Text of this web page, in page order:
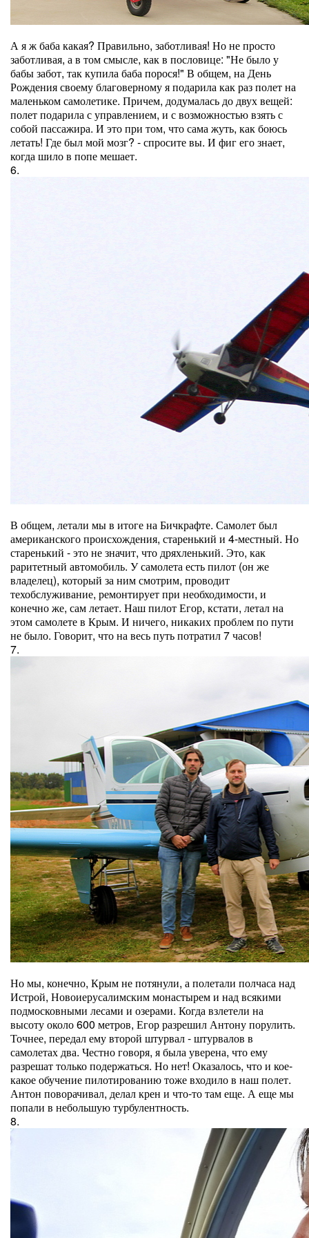
А я ж баба какая? Правильно, заботливая! Но не просто
заботливая, а в том смысле, как в пословице: "Не было у
бабы забот, так купила баба порося!" В общем, на День
Рождения своему благоверному я подарила как раз полет на
маленьком самолетике. Причем, додумалась до двух вещей:
полет подарила с управлением, и с возможностью взять с
собой пассажира. И это при том, что сама жуть, как боюсь
летать! Где был мой мозг? - спросите вы. И фиг его знает,
когда шило в попе мешает.
6.
В общем, летали мы в итоге на Бичкрафте. Самолет был
американского происхождения, старенький и 4-местный. Но
старенький - это не значит, что дряхленький. Это, как
раритетный автомобиль. У самолета есть пилот (он же
владелец), который за ним смотрим, проводит
техобслуживание, ремонтирует при необходимости, и
конечно же, сам летает. Наш пилот Егор, кстати, летал на
этом самолете в Крым. И ничего, никаких проблем по пути
не было. Говорит, что на весь путь потратил 7 часов!
7.
Но мы, конечно, Крым не потянули, а полетали полчаса над
Истрой, Новоиерусалимским монастырем и над всякими
подмосковными лесами и озерами. Когда взлетели на
высоту около 600 метров, Егор разрешил Антону порулить.
Точнее, передал ему второй штурвал - штурвалов в
самолетах два. Честно говоря, я была уверена, что ему
разрешат только подержаться. Но нет! Оказалось, что и кое-
какое обучение пилотированию тоже входило в наш полет.
Антон поворачивал, делал крен и что-то там еще. А еще мы
попали в небольшую турбулентность.
8.